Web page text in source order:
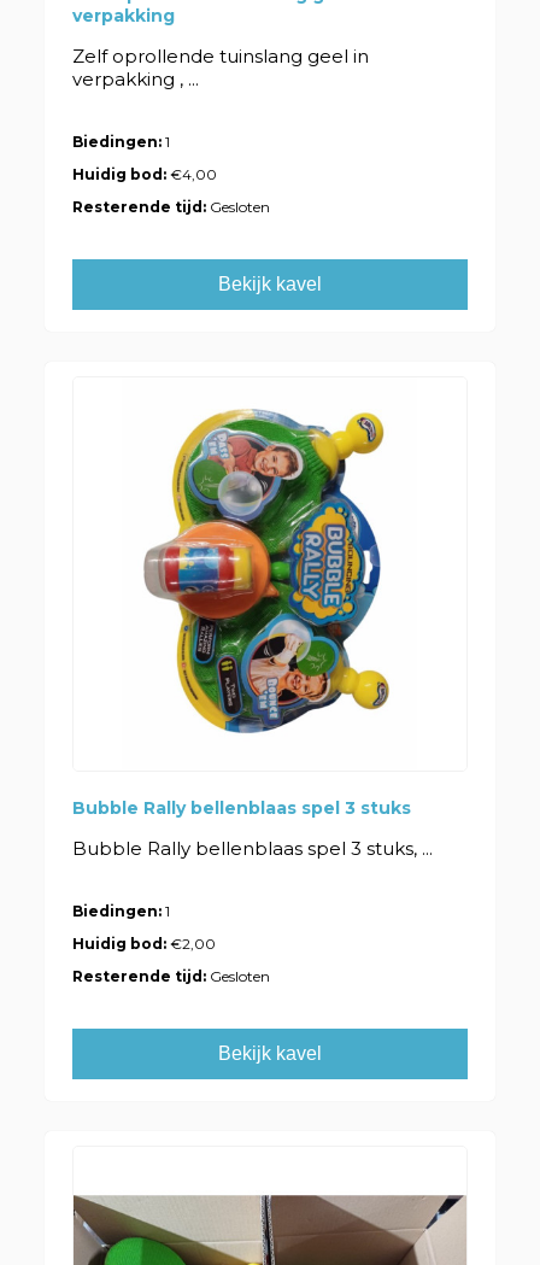
verpakking
Zelf oprollende tuinslang geel in
verpakking , ...
Biedingen: 1
Huidig bod:€4,00
Resterende tijd: Gesloten
Bekijk kavel
Bubble Rally bellenblaas spel 3 stuks
Bubble Rally bellenblaas spel 3 stuks, ...
Biedingen: 1
Huidig bod:€2,00
Resterende tijd: Gesloten
Bekijk kavel